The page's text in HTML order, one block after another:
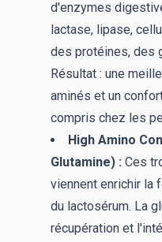
d'enzymes
lactase, lipase,
des protéines, des
Résultat : une
aminés et un
compris chez les
High Amino
Glutamine) : Ces
viennent enrichir la
du lactosérum. La
récupération et